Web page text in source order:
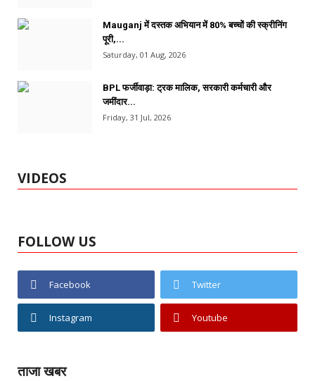
Mauganj में दस्तक अभियान में 80% बच्चों की स्क्रीनिंग
पूरी,...
Saturday, 01 Aug, 2026
BPL फर्जीवाड़ा: ट्रक मालिक, सरकारी कर्मचारी और
जमींदार...
Friday, 31 Jul, 2026
VIDEOS
FOLLOW US
Facebook Twitter
Instagram Youtube
ताजा खबर